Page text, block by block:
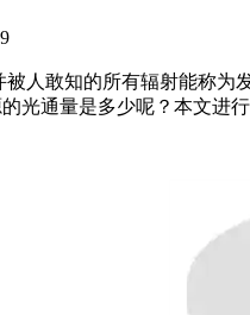
人敢知的所有辐射能称
光通量是多少呢？本文进行